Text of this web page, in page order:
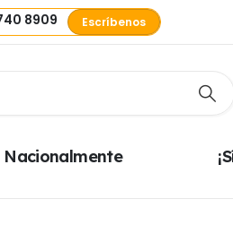
8909 Escríbenos
Nacionalmente